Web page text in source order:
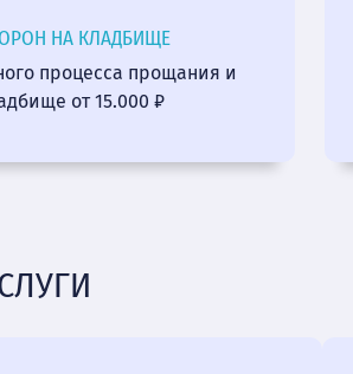
НА КЛАДБИЩЕ
процесса прощания и
от 15.000 ₽